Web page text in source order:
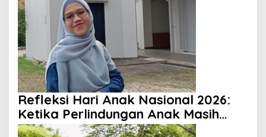
Refleksi Hari Anak Nasional 2026:
Ketika Perlindungan Anak Masih
Menjadi Ilusi